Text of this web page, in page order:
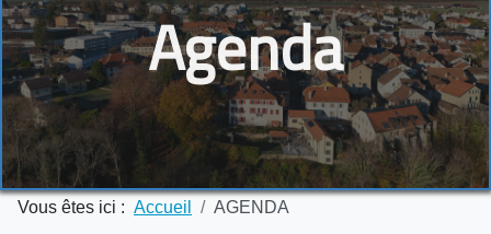
Agenda
Vous êtes ici : Accueil AGENDA